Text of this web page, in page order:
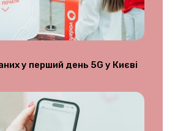
у перший день 5G у Києві